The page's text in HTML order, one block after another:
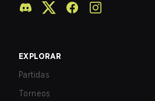
EXPLORAR
Partidas
Torneos